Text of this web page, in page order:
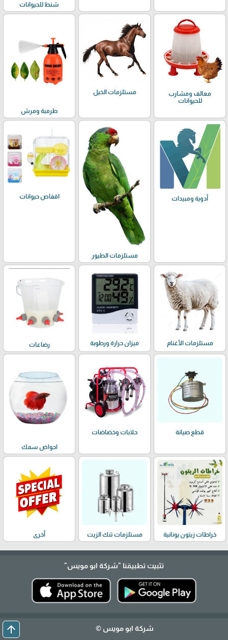
شنط للحيوانات
معالف ومشارب
للحيوانات
مستلزمات الخيل
طرمبة ومرش
أدوية ومبيدات
مستلزمات الطيور
اقفاص حيوانات
مستلزمات الأغنام ميزان حرارة ورطوبة رضاعات
قطع صيانة حلابات وخضاضات
احواض سمك
خراطات زيتون يونانية مستلزمات تنك الزيت أخرى
تثبيت تطبيقنا "شركة ابو مويس"
شركة ابو مويس © arrow_upward